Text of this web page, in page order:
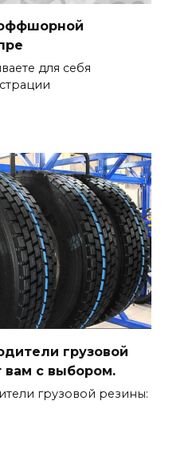
для себя
грузовой
вам с выбором.
грузовой резины: